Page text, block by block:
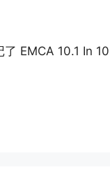
了 EMCA 10.1 In